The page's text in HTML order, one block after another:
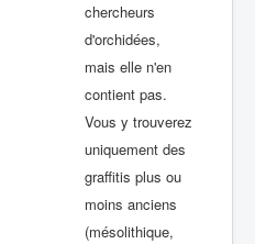
chercheurs
d'orchidées,
mais elle n'en
contient pas.
Vous y trouverez
uniquement des
graffitis plus ou
moins anciens
(mésolithique,